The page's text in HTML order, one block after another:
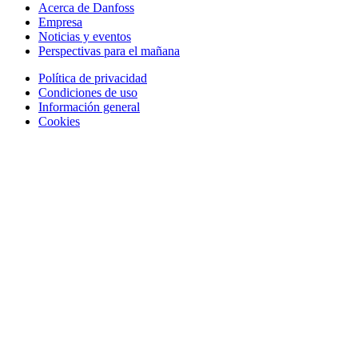
Acerca de Danfoss
Empresa
Noticias y eventos
Perspectivas para el mañana
Política de privacidad
Condiciones de uso
Información general
Cookies